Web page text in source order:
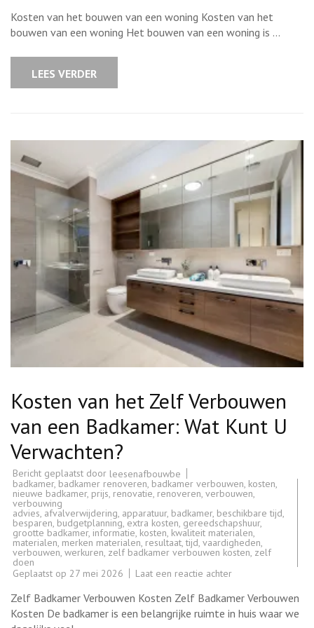
het
bouwen
van
Kosten van het bouwen van een woning Kosten van het
bouwen van een woning Het bouwen van een woning is …
LEES VERDER
Kosten van het Zelf Verbouwen
van een Badkamer: Wat Kunt U
Verwachten?
Bericht geplaatst door leesenafbouwbe
badkamer, badkamer renoveren, badkamer verbouwen, kosten,
nieuwe badkamer, prijs, renovatie, renoveren, verbouwen,
verbouwing
advies, afvalverwijdering, apparatuur, badkamer, beschikbare tijd,
besparen, budgetplanning, extra kosten, gereedschapshuur,
grootte badkamer, informatie, kosten, kwaliteit materialen,
materialen, merken materialen, resultaat,tijd, vaardigheden,
verbouwen, werkuren, zelf badkamer verbouwen kosten, zelf
doen
Geplaatst op 27 mei 2026 Laat een reactie achterop
het
Zelf
Verbouwen
Zelf Badkamer Verbouwen Kosten Zelf Badkamer Verbouwen
Kosten De badkamer is een belangrijke ruimte in huis waar we